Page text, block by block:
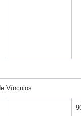
Vínculos